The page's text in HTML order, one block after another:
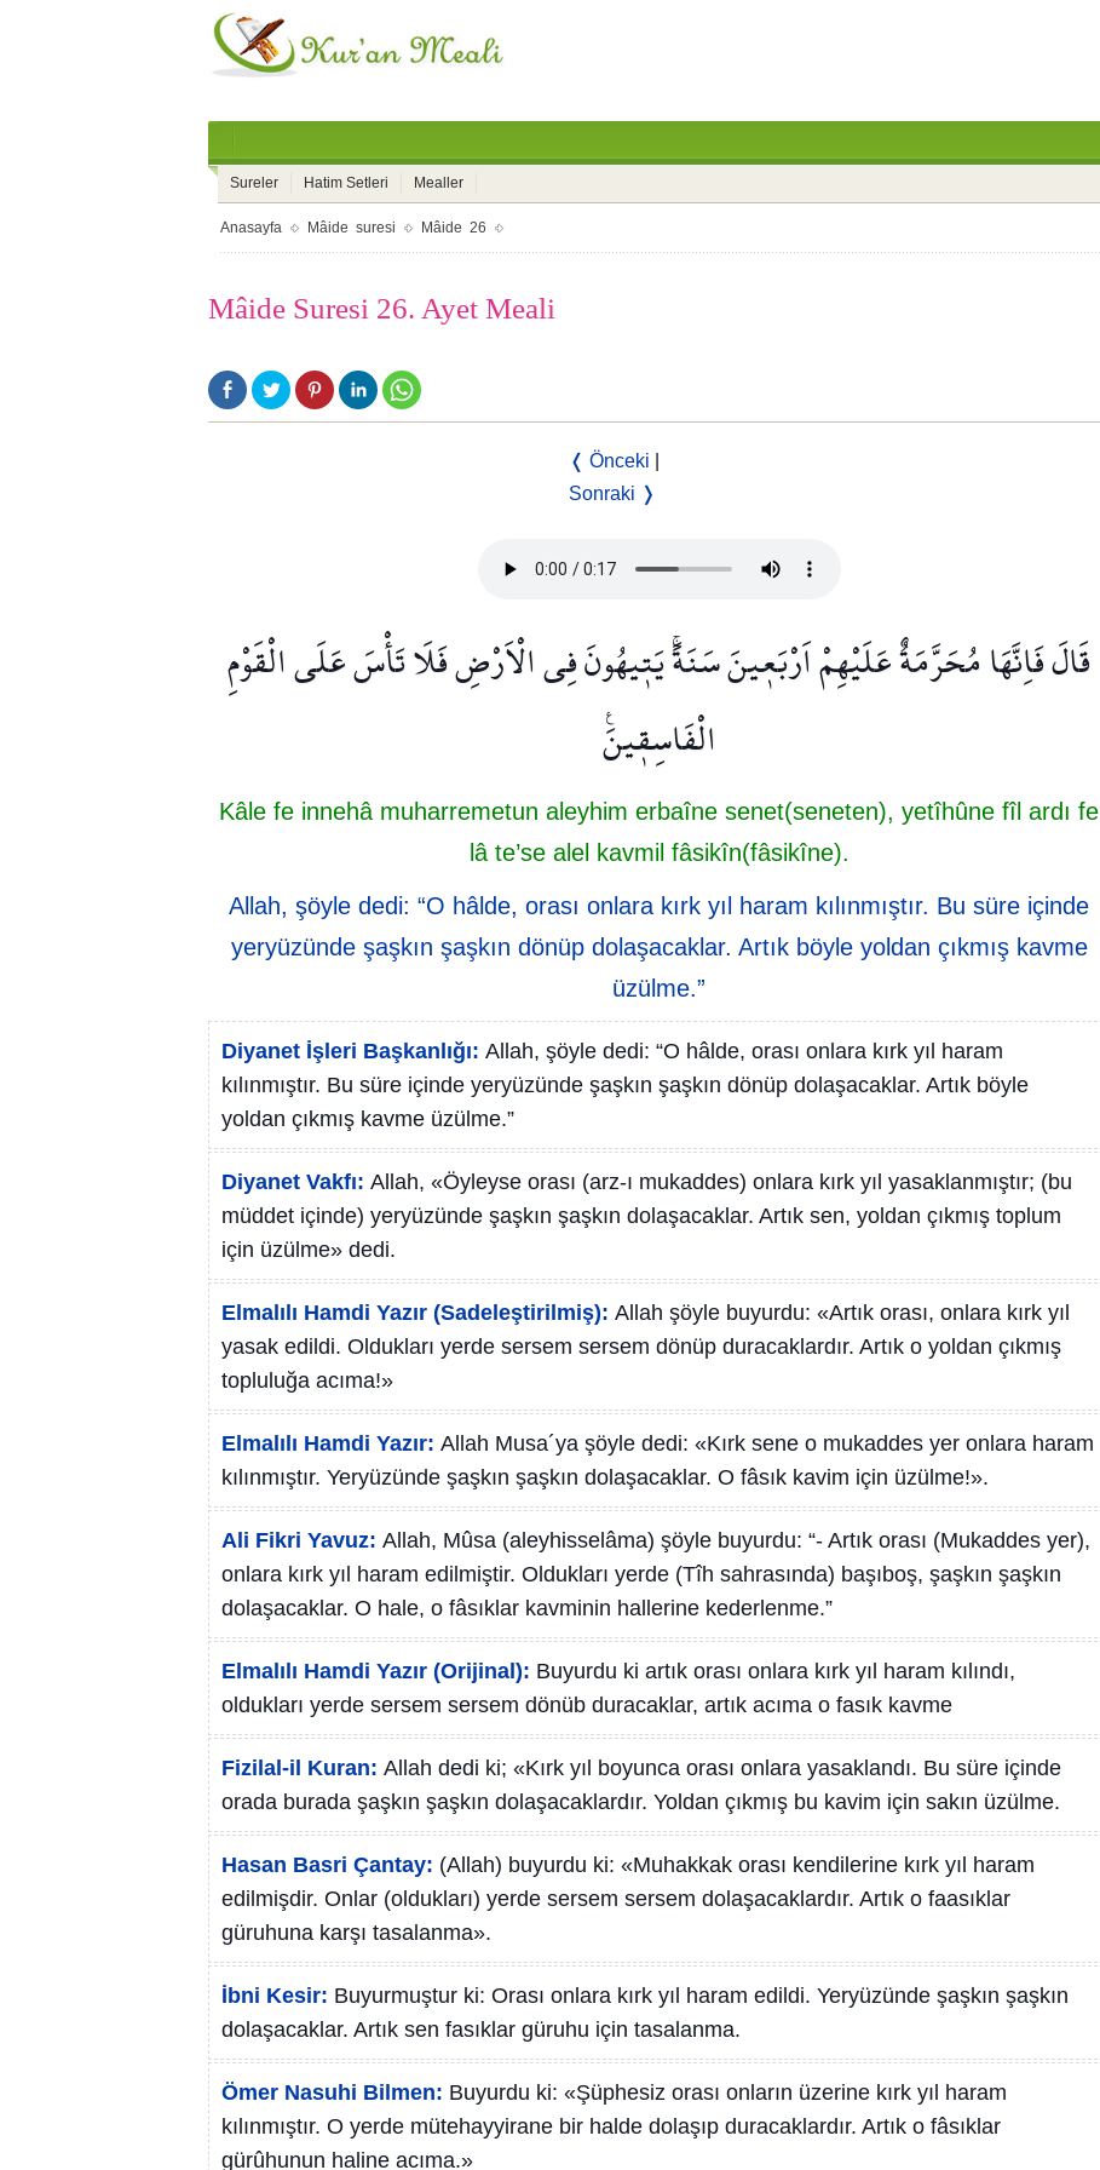
Sureler Hatim Setleri Mealler
Anasayfa Mâide suresi Mâide 26
Mâide Suresi 26. Ayet Meali
❬ Önceki
Sonraki ❭
قَالَ فَاِنَّهَا مُحَرَّمَةٌ عَلَيْهِمْ اَرْبَع۪ينَ سَنَةًۚ يَت۪يهُونَ فِي الْاَرْضِ فَلَا تَأْسَ عَلَى الْقَوْمِ
الْفَاسِق۪ينَ۟
Kâle fe innehâ muharremetun aleyhim erbaîne senet(seneten), yetîhûne fîl ardı fe
lâ te’se alel kavmil fâsikîn(fâsikîne).
Allah, şöyle dedi: “O hâlde, orası onlara kırk yıl haram kılınmıştır. Bu süre içinde
yeryüzünde şaşkın şaşkın dönüp dolaşacaklar. Artık böyle yoldan çıkmış kavme
üzülme.”
Diyanet İşleri Başkanlığı: Allah, şöyle dedi: “O hâlde, orası onlara kırk yıl haram
kılınmıştır. Bu süre içinde yeryüzünde şaşkın şaşkın dönüp dolaşacaklar. Artık böyle
yoldan çıkmış kavme üzülme.”
Diyanet Vakfı: Allah, «Öyleyse orası (arz-ı mukaddes) onlara kırk yıl yasaklanmıştır; (bu
müddet içinde) yeryüzünde şaşkın şaşkın dolaşacaklar. Artık sen, yoldan çıkmış toplum
için üzülme» dedi.
Elmalılı Hamdi Yazır (Sadeleştirilmiş): Allah şöyle buyurdu: «Artık orası, onlara kırk yıl
yasak edildi. Oldukları yerde sersem sersem dönüp duracaklardır. Artık o yoldan çıkmış
topluluğa acıma!»
Elmalılı Hamdi Yazır: Allah Musa´ya şöyle dedi: «Kırk sene o mukaddes yer onlara haram
kılınmıştır. Yeryüzünde şaşkın şaşkın dolaşacaklar. O fâsık kavim için üzülme!».
Ali Fikri Yavuz: Allah, Mûsa (aleyhisselâma) şöyle buyurdu: “- Artık orası (Mukaddes yer),
onlara kırk yıl haram edilmiştir. Oldukları yerde (Tîh sahrasında) başıboş, şaşkın şaşkın
dolaşacaklar. O hale, o fâsıklar kavminin hallerine kederlenme.”
Elmalılı Hamdi Yazır (Orijinal): Buyurdu ki artık orası onlara kırk yıl haram kılındı,
oldukları yerde sersem sersem dönüb duracaklar, artık acıma o fasık kavme
Fizilal-il Kuran: Allah dedi ki; «Kırk yıl boyunca orası onlara yasaklandı. Bu süre içinde
orada burada şaşkın şaşkın dolaşacaklardır. Yoldan çıkmış bu kavim için sakın üzülme.
Hasan Basri Çantay: (Allah) buyurdu ki: «Muhakkak orası kendilerine kırk yıl haram
edilmişdir. Onlar (oldukları) yerde sersem sersem dolaşacaklardır. Artık o faasıklar
güruhuna karşı tasalanma».
İbni Kesir: Buyurmuştur ki: Orası onlara kırk yıl haram edildi. Yeryüzünde şaşkın şaşkın
dolaşacaklar. Artık sen fasıklar güruhu için tasalanma.
Ömer Nasuhi Bilmen: Buyurdu ki: «Şüphesiz orası onların üzerine kırk yıl haram
kılınmıştır. O yerde mütehayyirane bir halde dolaşıp duracaklardır. Artık o fâsıklar
gürûhunun haline acıma.»